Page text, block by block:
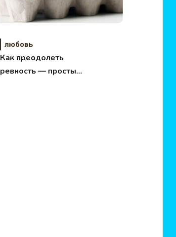
любовь
Как преодолеть
ревность — простые